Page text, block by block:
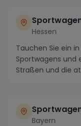
Hessen
Tauchen Sie ein
Sportwagens und
Straßen und die
Bayern